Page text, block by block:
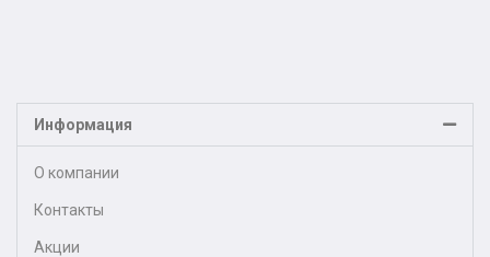
Информация
О компании
Контакты
Акции